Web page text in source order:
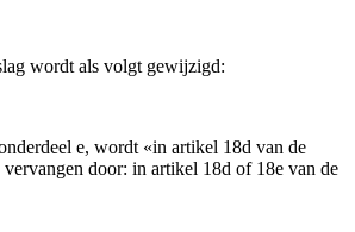
wordt als volgt gewijzigd:
e, wordt «in artikel 18d van de
door: in artikel 18d of 18e van de